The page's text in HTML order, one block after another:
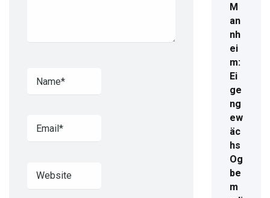
M
an
nh
ei
m:
Ei
ge
ng
ew
äc
hs
Og
be
m